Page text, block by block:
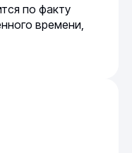
по факту
времени,